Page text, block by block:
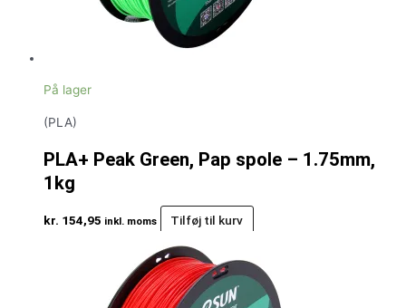
På lager
(PLA)
PLA+ Peak Green, Pap spole – 1.75mm,
1kg
kr. 154,95 inkl. moms Tilføj til kurv